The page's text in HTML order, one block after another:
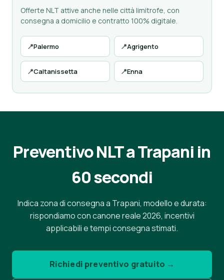
Offerte NLT attive anche nelle città limitrofe, con
consegna a domicilio e contratto 100% digitale.
📍Palermo 📍Agrigento
📍Caltanissetta 📍Enna
Preventivo NLT a Trapani in
60 secondi
Indica zona di consegna a Trapani, modello e durata:
rispondiamo con canone reale 2026, incentivi
applicabili e tempi consegna stimati.
Richiedi preventivo gratuito →